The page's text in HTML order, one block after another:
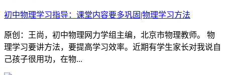
初中物理学习指导：课堂内容要多巩固|物理学习方法
原创：王尚，初中物理网力学组主编，北京市物理教师。 物
理学习要讲方法，要提高学习效率。近期有学生家长对我说自
己孩子很用功，在物...